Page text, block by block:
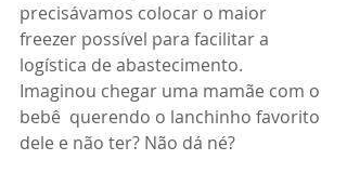
precisávamos colocar o maior
freezer possível para facilitar a
logística de abastecimento.
Imaginou chegar uma mamãe com o
bebê  querendo o lanchinho favorito
dele e não ter? Não dá né?